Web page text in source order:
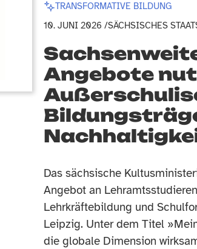
TRANSFORMATIVE BILDUNG
10. JUNI 2026 /SÄCHSISCHES
Angebote
Das sächsische
Angebot an
Lehrkräftebildung und
Leipzig. Unter dem Titel
die globale Dimension